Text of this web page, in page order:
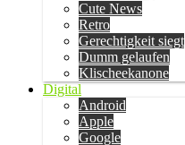
Cute News
Retro
Gerechtigkeit siegt
Dumm gelaufen
Klischeekanone
Digital
Android
Apple
Google